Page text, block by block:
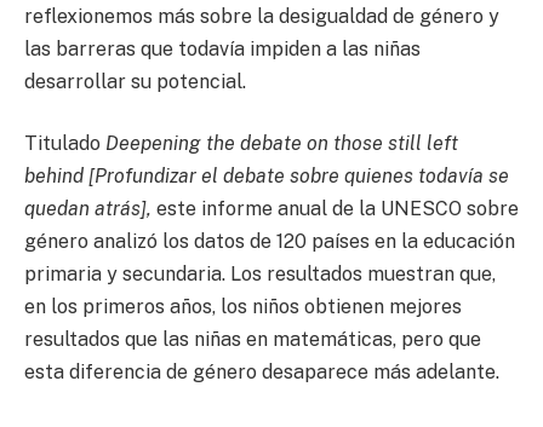
reflexionemos más sobre la desigualdad de género y
las barreras que todavía impiden a las niñas
desarrollar su potencial.
Titulado Deepening the debate on those still left
behind [Profundizar el debate sobre quienes todavía se
quedan atrás], este informe anual de la UNESCO sobre
género analizó los datos de 120 países en la educación
primaria y secundaria. Los resultados muestran que,
en los primeros años, los niños obtienen mejores
resultados que las niñas en matemáticas, pero que
esta diferencia de género desaparece más adelante.